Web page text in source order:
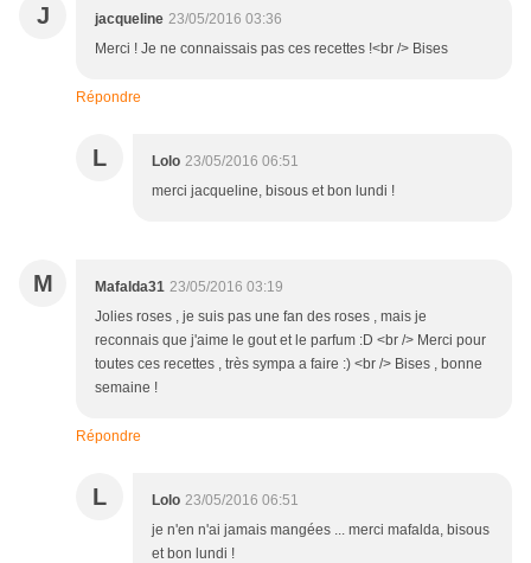
J jacqueline 23/05/2016 03:36
Merci ! Je ne connaissais pas ces recettes !<br /> Bises
Répondre
L Lolo 23/05/2016 06:51
merci jacqueline, bisous et bon lundi !
M Mafalda31 23/05/2016 03:19
Jolies roses , je suis pas une fan des roses , mais je
reconnais que j'aime le gout et le parfum :D <br /> Merci pour
toutes ces recettes , très sympa a faire :) <br /> Bises , bonne
semaine !
Répondre
L Lolo 23/05/2016 06:51
je n'en n'ai jamais mangées ... merci mafalda, bisous
et bon lundi !